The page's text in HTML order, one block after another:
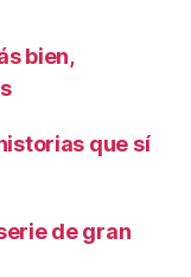
bien,
que sí
de gran